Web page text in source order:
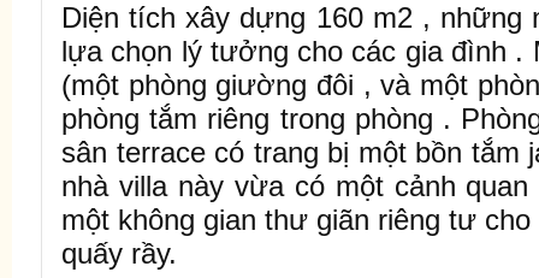
Diện tích xây dựng 160 m2 , những
lựa chọn lý tưởng cho các gia đình .
(một phòng giường đôi , và một
phòng tắm riêng trong phòng .
sân terrace có trang bị một bồn tắm
nhà villa này vừa có một cảnh
một không gian thư giãn riêng tư
quấy rầy.